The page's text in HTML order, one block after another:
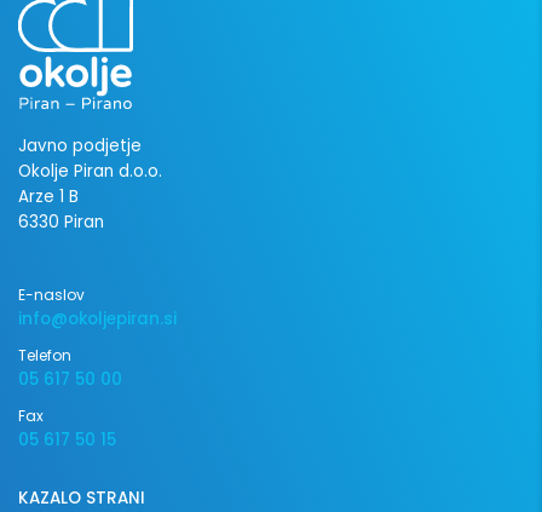
Javno podjetje
Okolje Piran d.o.o.
Arze 1 B
6330 Piran
E-naslov
info@okoljepiran.si
Telefon
05 617 50 00
Fax
05 617 50 15
KAZALO STRANI